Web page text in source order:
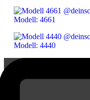
Modell: 4661
Modell: 4440